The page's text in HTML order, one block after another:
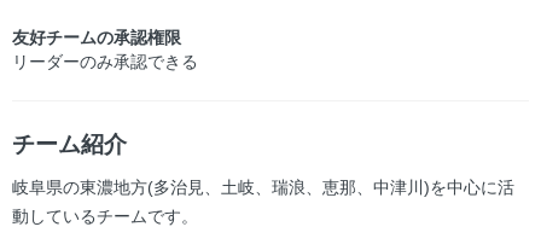
友好チームの承認権限
リーダーのみ承認できる
チーム紹介
岐阜県の東濃地方(多治見、土岐、瑞浪、恵那、中津川)を中心に活
動しているチームです。